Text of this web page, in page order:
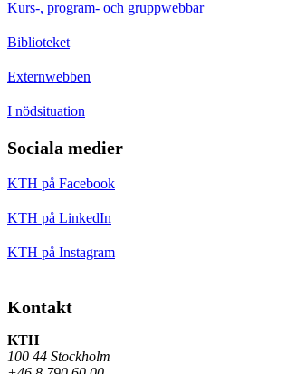
Kurs-, program- och gruppwebbar
Biblioteket
Externwebben
I nödsituation
Sociala medier
KTH på Facebook
KTH på LinkedIn
KTH på Instagram
Kontakt
KTH
100 44 Stockholm